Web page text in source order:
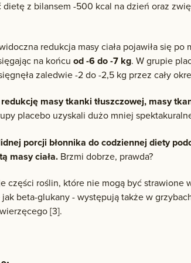
z bilansem -500 kcal na dzień oraz
redukcja masy ciała pojawiła się po
na końcuod -6 do -7 kg. W grupie
zaledwie -2 do -2,5 kg przez cały
redukcję masy tkanki tłuszczowej, masy
placebo uzyskali dużo mniej
porcji błonnika do codziennej diety
masy ciała. Brzmi dobrze, prawda?
części roślin, które nie mogą być strawione
beta-glukany - występują także w
[3].